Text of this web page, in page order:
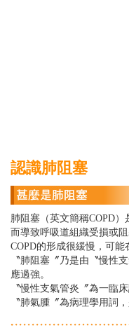
認識肺阻塞
肺阻塞 （英文簡稱COPD
而導致呼吸道組織受損或阻
COPD的形成很緩慢，可
〝肺阻塞 〞乃是由〝慢性
應過強。
〝慢性支氣管炎〞為一臨
〝肺氣腫〞為病理學用詞